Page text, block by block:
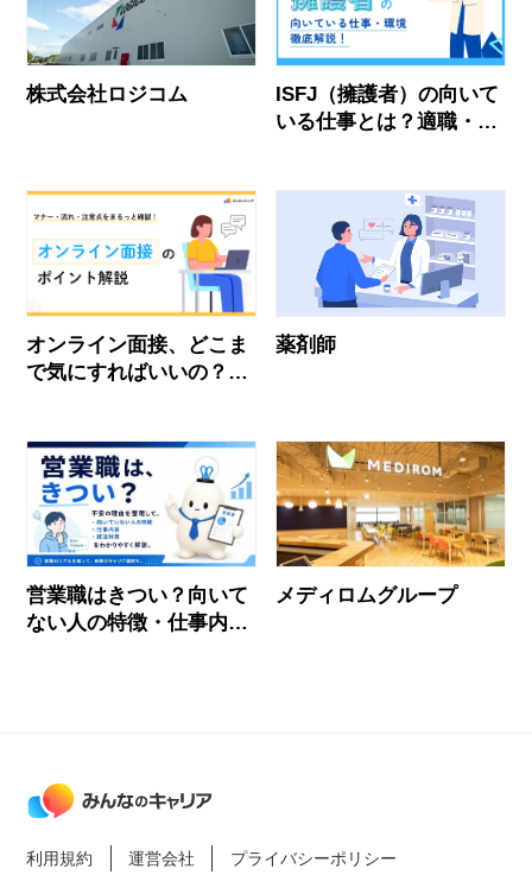
株式会社ロジコム
ISFJ（擁護者）の向いて
いる仕事とは？適職・後
オンライン面接、どこま
で気にすればいいの？マ
薬剤師
営業職はきつい？向いて
ない人の特徴・仕事内
メディロムグループ
利用規約 運営会社 プライバシーポリシー